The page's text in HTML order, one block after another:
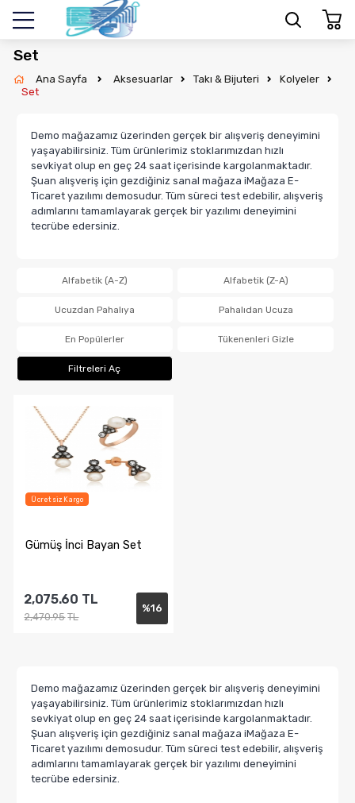
Set
Ana Sayfa Aksesuarlar Takı & Bijuteri
Kolyeler
Set
Demo mağazamız üzerinden gerçek bir alışveriş deneyimini
yaşayabilirsiniz. Tüm ürünlerimiz stoklarımızdan hızlı
sevkiyat olup en geç 24 saat içerisinde kargolanmaktadır.
Şuan alışveriş için gezdiğiniz sanal mağaza iMağaza E-
Ticaret yazılımı demosudur. Tüm süreci test edebilir, alışveriş
adımlarını tamamlayarak gerçek bir yazılımı deneyimini
tecrübe edersiniz.
Alfabetik (A-Z) Alfabetik (Z-A)
Ucuzdan Pahalıya Pahalıdan Ucuza
En Popülerler Tükenenleri Gizle
Filtreleri Aç
Ücretsiz Kargo
​Gümüş İnci Bayan Set
%16
2,075.60 TL
2,470.95 TL
Demo mağazamız üzerinden gerçek bir alışveriş deneyimini
yaşayabilirsiniz. Tüm ürünlerimiz stoklarımızdan hızlı
sevkiyat olup en geç 24 saat içerisinde kargolanmaktadır.
Şuan alışveriş için gezdiğiniz sanal mağaza iMağaza E-
Ticaret yazılımı demosudur. Tüm süreci test edebilir, alışveriş
adımlarını tamamlayarak gerçek bir yazılımı deneyimini
tecrübe edersiniz.